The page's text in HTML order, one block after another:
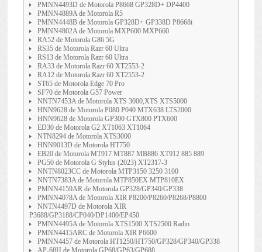
PMNN4493D de Motorola P8668 GP328D+ DP4400
PMNN4889A de Motorola R5
PMNN4448B de Motorola GP328D+ GP338D P8668i
PMNN4802A de Motorola MXP600 MXP660
RA52 de Motorola G86 5G
RS35 de Motorola Razr 60 Ultra
RS13 de Motorola Razr 60 Ultra
RA33 de Motorola Razr 60 XT2553-2
RA12 de Motorola Razr 60 XT2553-2
ST65 de Motorola Edge 70 Pro
SF70 de Motorola G57 Power
NNTN7453A de Motorola XTS 3000,XTS XTS5000
HNN9628 de Motorola P080 P040 MTX638 LTS2000
HNN9628 de Motorola GP300 GTX800 PTX600
ED30 de Motorola G2 XT1063 XT1064
NTN8294 de Motorola XTS3000
HNN9013D de Motorola HT750
EB20 de Motorola MT917 MT887 MB886 XT912 885 889
PG50 de Motorola G Stylus (2023) XT2317-3
NNTN8023CC de Motorola MTP3150 3250 3100
NNTN7383A de Motorola MTP850EX MTP810EX
PMNN4159AR de Motorola GP328/GP340/GP338
PMNN4078A de Motorola XIR P8200/P8260/P8268/P8800
NNTN4497D de Motorola XIR
P3688/GP3188/CP040/DP1400/EP450
PMNN4495A de Motorola XTS1500 XTS2500 Radio
PMNN4415ARC de Motorola XIR P6600
PMNN4457 de Motorola HT1250/HT750/GP328/GP340/GP338
AP-68H de Motorola GP68/GP63/GP688